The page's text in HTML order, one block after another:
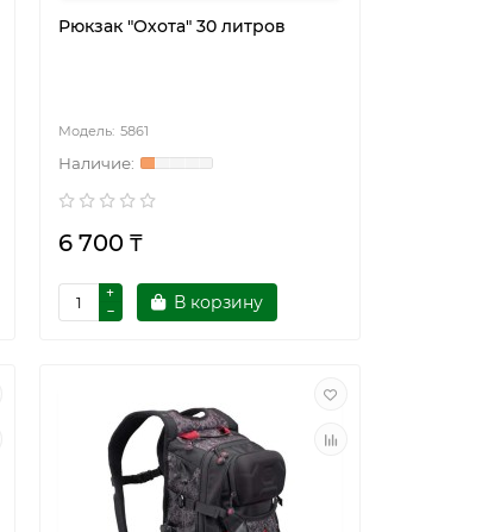
Рюкзак "Охота" 30 литров
5861
6 700 ₸
В корзину